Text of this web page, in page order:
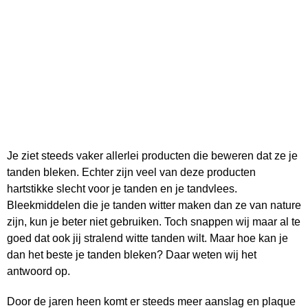
Je ziet steeds vaker allerlei producten die beweren dat ze je
tanden bleken. Echter zijn veel van deze producten
hartstikke slecht voor je tanden en je tandvlees.
Bleekmiddelen die je tanden witter maken dan ze van nature
zijn, kun je beter niet gebruiken. Toch snappen wij maar al te
goed dat ook jij stralend witte tanden wilt. Maar hoe kan je
dan het beste je tanden bleken? Daar weten wij het
antwoord op.
Door de jaren heen komt er steeds meer aanslag en plaque